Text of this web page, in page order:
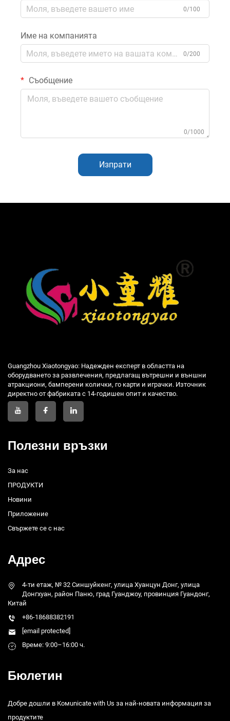
0/100
Име на компанията
0/200
Съобщение
0/1000
Изпрати
Guangzhou Xiaotongyao: Надежден експерт в областта на
оборудването за развлечения, предлагащ вътрешни и външни
атракциони, бамперени колички, го карти и играчки. Източник
директно от фабриката с 14-годишен опит и качество.
Полезни връзки
За нас
ПРОДУКТИ
Новини
Приложение
Свържете се с нас
Адрес
4-ти етаж, № 32 Синшуйкенг, улица Хуанцун Донг, улица
Донгхуан, район Паню, град Гуанджоу, провинция Гуандонг,
Китай
+86-18688382191
[email protected]
Време: 9:00–16:00 ч.
Бюлетин
Добре дошли в Комunicate with Us за най-новата информация за
продуктите